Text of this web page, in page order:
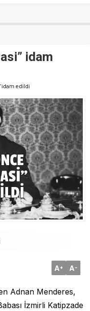
idam
idam edildi
A+ A-
Adnan Menderes,
İzmirli Katipzade